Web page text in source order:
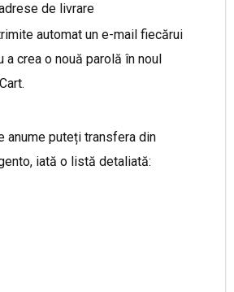
de livrare
automat un e-mail fiecărui
crea o nouă parolă în noul
anume puteți transfera din
iată o listă detaliată: